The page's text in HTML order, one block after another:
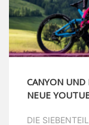
CANYON UND
NEUE
DIE